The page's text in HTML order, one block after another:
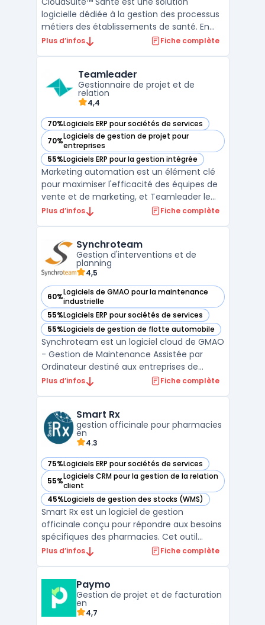
logicielle dédiée à la gestion des processus
métiers des établissements de santé. En
s'appuyant sur un ERP santé cloud, elle
planification des soins et la gestion des
approvisionnements. Con ...
Plus d’infos Fiche complète
Teamleader
Gestionnaire de projet et de
relation
4,4
70%Logiciels ERP pour sociétés de services
— voir Teamleader dans cette catégorie
70%Logiciels de gestion de projet pour
entreprises
— voir Teamleader dans cette catégorie
55%Logiciels ERP pour la gestion intégrée
— voir Teamleader dans cette catégorie
Marketing automation est un élément clé
pour maximiser l'efficacité des équipes de
vente et de marketing, et Teamleader le
facilite grandement. Avec cet outil en ligne,
gérer vos projets, automatiser vos tâches
ad ...
Plus d’infos Fiche complète
Synchroteam
Gestion d'interventions et de
planning
4,5
60%Logiciels de GMAO pour la maintenance
industrielle
— voir Synchroteam dans cette catégorie
55%Logiciels ERP pour sociétés de services
— voir Synchroteam dans cette catégorie
55%Logiciels de gestion de flotte automobile
— voir Synchroteam dans cette catégorie
Synchroteam est un logiciel cloud de GMAO
- Gestion de Maintenance Assistée par
Ordinateur destiné aux entreprises de
toutes tailles. Il offre des fonctionnalités
stocks et des pièces de rechange, ainsi
qu'une interfac ...
Plus d’infos Fiche complète
Smart Rx
gestion officinale pour pharmacies
en
4.3
75%Logiciels ERP pour sociétés de services
— voir Smart Rx dans cette catégorie
55%Logiciels CRM pour la gestion de la relation
client
— voir Smart Rx dans cette catégorie
45%Logiciels de gestion des stocks (WMS)
— voir Smart Rx dans cette catégorie
Smart Rx est un logiciel de gestion
officinale conçu pour répondre aux besoins
spécifiques des pharmacies. Cet outil
accompagne les professionnels de santé
en centralisant les informations
essentielles. Grâce à ses ...
Plus d’infos Fiche complète
Paymo
Gestion de projet et de facturation
en
4,7